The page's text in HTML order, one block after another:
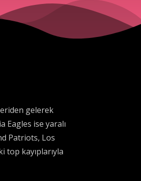
gelerek
Eagles ise yaralı
Patriots, Los
top kayıplarıyla